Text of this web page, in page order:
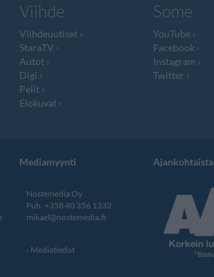
Viihde
Viihdeuutiset
StaraTV
Autot
Digi
Pelit
Elokuvat
Some
YouTube
Facebook
Instagram
Twitter
Mediamyynti
Nostemedia Oy
Puh. +358 40 356 1332
mikael@nostemedia.fi
Mediatiedot
Ajankohtaista